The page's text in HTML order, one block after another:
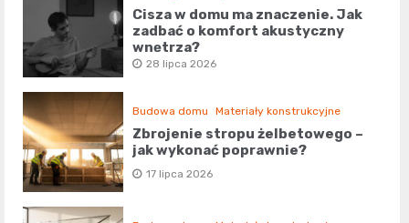
Cisza w domu ma znaczenie. Jak
zadbać o komfort akustyczny
wnętrza?
28 lipca 2026
Budowa domu Materiały konstrukcyjne
Zbrojenie stropu żelbetowego –
jak wykonać poprawnie?
17 lipca 2026